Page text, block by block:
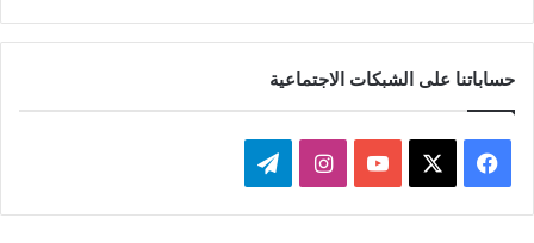
حساباتنا على الشبكات الاجتماعية
ي
X
Y
ن
ي